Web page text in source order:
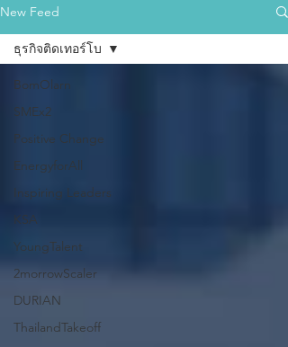
New Feed
BomOlarn
SMEx2
Positive Change
EnergyforAll
Inspiring Leaders
KSA
YoungTalent
2morrowScaler
DURIAN
ThailandTakeoff
ธุรกิจติดเทอร์โบ